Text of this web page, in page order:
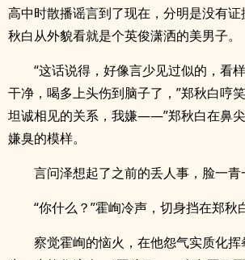
高中时散播谣言到了现在，分明是没有
秋白从外貌看就是个英俊潇洒的美男子。
“这话说得，好像言少见过似的，看
干净，喝多上头伤到脑子了，”郑秋白哼
坦诚相见的关系，我嫌——”郑秋白在鼻
嫌臭的模样。
言问泽想起了之前的丢人事，脸一青
“你什么？”霍峋冷声，切身挡在郑秋
察觉霍峋的恼火，在他怨气实质化